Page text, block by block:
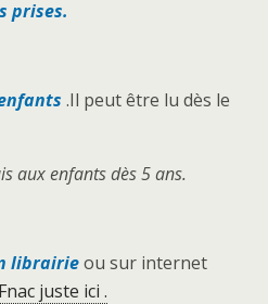
prises.
.Il peut être lu dès le
aux enfants dès 5 ans.
librairieou sur internet
juste ici .